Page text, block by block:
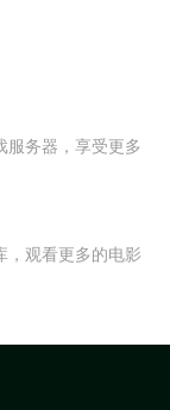
服务器，享受更多
，观看更多的电影